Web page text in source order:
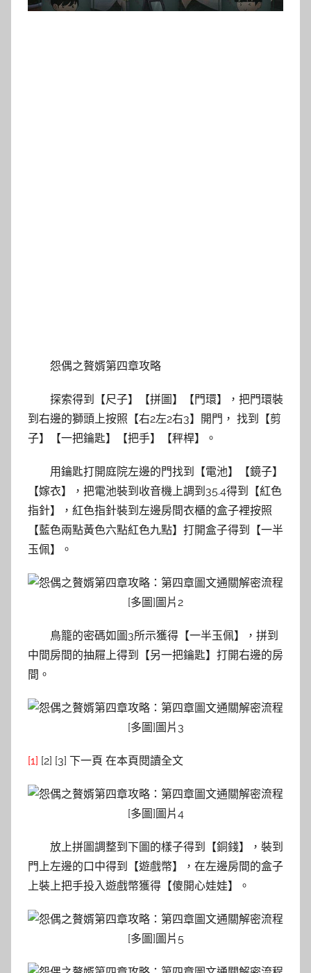
怨偶之贅婿第四章攻略
探索得到【尺子】【拼圖】【門環】，把門環裝
到右邊的獅頭上按照【右2左2右3】開門， 找到【剪
子】【一把鑰匙】【把手】【秤桿】。
用鑰匙打開庭院左邊的門找到【電池】【鏡子】
【嫁衣】，把電池裝到收音機上調到35.4得到【紅色
指針】，紅色指針裝到左邊房間衣櫃的盒子裡按照
【藍色兩點黃色六點紅色九點】打開盒子得到【一半
玉佩】。
鳥籠的密碼如圖3所示獲得【一半玉佩】，拼到
中間房間的抽屜上得到【另一把鑰匙】打開右邊的房
間。
[1] [2] [3] 下一頁 在本頁閱讀全文
放上拼圖調整到下圖的樣子得到【銅錢】，裝到
門上左邊的口中得到【遊戲幣】，在左邊房間的盒子
上裝上把手投入遊戲幣獲得【傻開心娃娃】。